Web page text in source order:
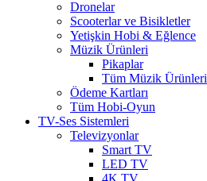
Dronelar
Scooterlar ve Bisikletler
Yetişkin Hobi & Eğlence
Müzik Ürünleri
Pikaplar
Tüm Müzik Ürünleri
Ödeme Kartları
Tüm Hobi-Oyun
TV-Ses Sistemleri
Televizyonlar
Smart TV
LED TV
4K TV